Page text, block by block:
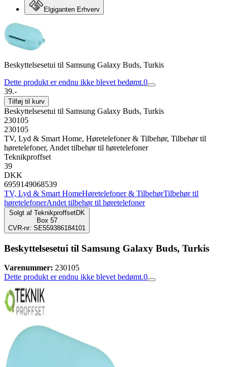
Elgiganten Erhverv
Beskyttelsesetui til Samsung Galaxy Buds, Turkis
Dette produkt er endnu ikke blevet bedømt.0
39.-
Tilføj til kurv
Beskyttelsesetui til Samsung Galaxy Buds, Turkis
230105
230105
TV, Lyd & Smart Home, Høretelefoner & Tilbehør, Tilbehør til
høretelefoner, Andet tilbehør til høretelefoner
Teknikproffset
39
DKK
6959149068539
TV, Lyd & Smart HomeHøretelefoner & TilbehørTilbehør til
høretelefonerAndet tilbehør til høretelefoner
Solgt af TeknikproffsetDK
Box 57
CVR-nr: SE559386184101
Beskyttelsesetui til Samsung Galaxy Buds, Turkis
Varenummer: 230105
Dette produkt er endnu ikke blevet bedømt.0